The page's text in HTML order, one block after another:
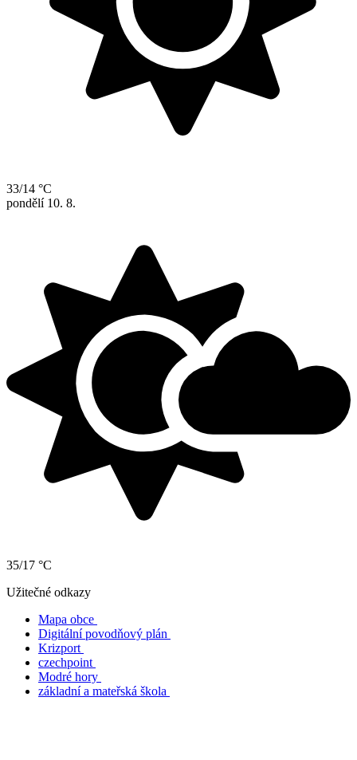
33/14 °C
pondělí 10. 8.
35/17 °C
Užitečné odkazy
Mapa obce
Digitální povodňový plán
Krizport
czechpoint
Modré hory
základní a mateřská škola